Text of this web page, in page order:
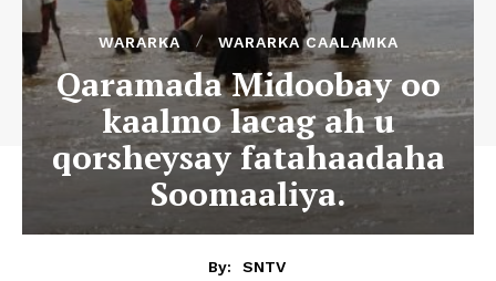
WARARKA WARARKA CAALAMKA
Qaramada Midoobay oo
kaalmo lacag ah u
qorsheysay fatahaadaha
Soomaaliya.
By:
SNTV